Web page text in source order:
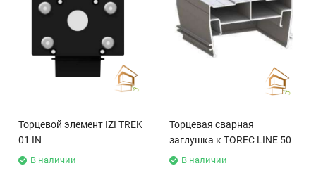
Торцевой элемент IZI TREK
01 IN
В наличии
Торцевая сварная
заглушка к TOREC LINE 50
В наличии